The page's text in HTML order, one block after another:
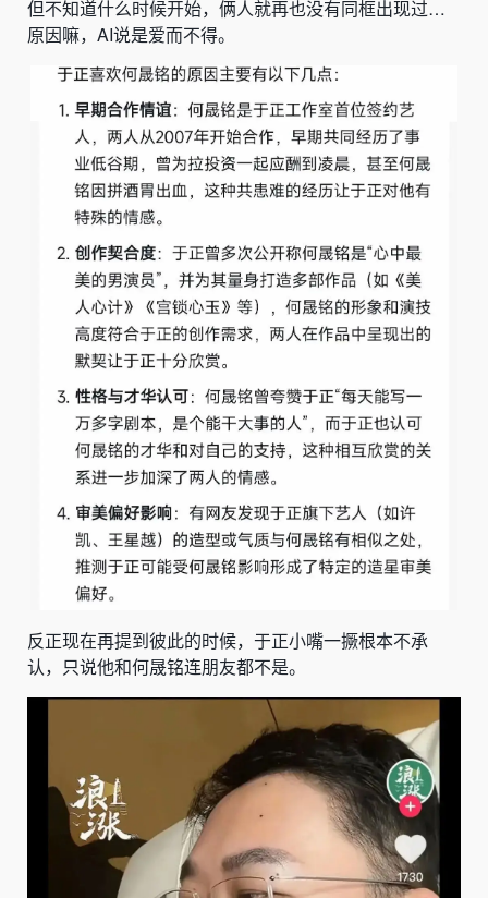
但不知道什么时候开始，俩人就再也没有同框出现过…
原因嘛，AI说是爱而不得。
反正现在再提到彼此的时候，于正小嘴一撅根本不承
认，只说他和何晟铭连朋友都不是。